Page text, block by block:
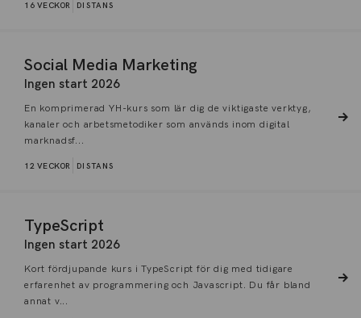
16 VECKOR DISTANS
Social Media Marketing
Ingen start 2026
En komprimerad YH-kurs som lär dig de viktigaste verktyg,
kanaler och arbetsmetodiker som används inom digital
marknadsf...
12 VECKOR DISTANS
TypeScript
Ingen start 2026
Kort fördjupande kurs i TypeScript för dig med tidigare
erfarenhet av programmering och Javascript. Du får bland
annat v...